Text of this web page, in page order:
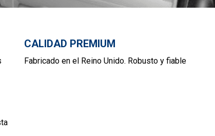
CALIDAD PREMIUM
Fabricado en el Reino Unido. Robusto y fiable